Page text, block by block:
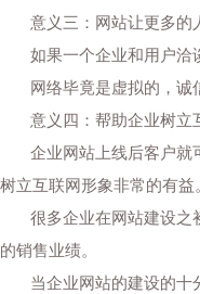
意义三：网站让更多的
如果一个企业和用户洽谈
网络毕竟是虚拟的，诚信
意义四：帮助企业树立
企业网站上线后客户就可
树立互联网形象非常的有益
很多企业在网站建设之初
的销售业绩。
当企业网站的建设的十分